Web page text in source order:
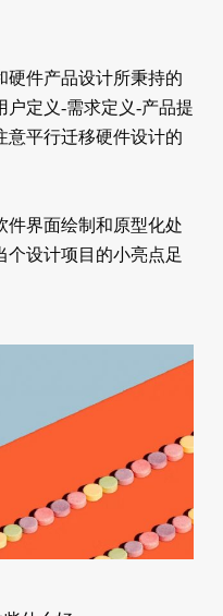
硬件产品设计所秉持的
户定义-需求定义-产品提
意平行迁移硬件设计的
件界面绘制和原型化处
个设计项目的小亮点足